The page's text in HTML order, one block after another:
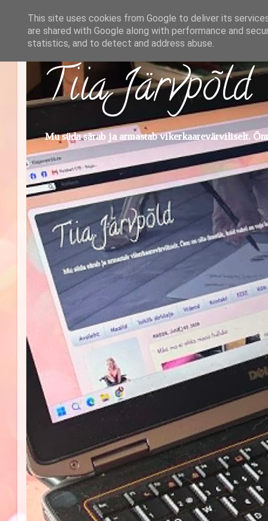
Tiia Järvpõld
Mu süda särab ja armastab vikerkaarevärviliselt.
This site uses cookies from Google to deliver its
are shared with Google along with performance and
statistics, and to detect and address abuse.